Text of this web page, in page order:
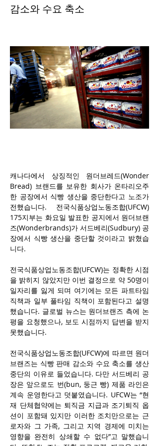
감소와 수요 축소
캐나다에서 상징적인 원더브레드(Wonder
Bread) 브랜드를 보유한 회사가 온타리오주
한 공장에서 식빵 생산을 중단한다고 노조가
전했습니다. 전국식품상업노동조합(UFCW)
175지부는 화요일 발표한 공지에서 원더브랜
즈(Wonderbrands)가 서드베리(Sudbury) 공
장에서 식빵 생산을 중단할 것이라고 밝혔습
니다.
전국식품상업노동조합(UFCW)는 정확한 시점
을 밝히지 않았지만 이번 결정으로 약 50명이
일자리를 잃게 되며 여기에는 모든 파트타임
직책과 일부 풀타임 직책이 포함된다고 설명
했습니다. 글로벌 뉴스는 원더브랜즈 측에 논
평을 요청했으나, 보도 시점까지 답변을 받지
못했습니다.
전국식품상업노동조합(UFCW)에 따르면 원더
브랜즈는 식빵 판매 감소와 수요 축소를 생산
중단의 이유로 들었습니다. 다만 서드베리 공
장은 앞으로도 번(bun, 둥근 빵) 제품 라인은
계속 운영한다고 덧붙였습니다. UFCW는 “현
재 단체협약에는 퇴직금 지급과 조기퇴직 옵
션이 포함돼 있지만 이러한 조치만으로는 근
로자와 그 가족, 그리고 지역 경제에 미치는
영향을 완전히 상쇄할 수 없다”고 말했습니